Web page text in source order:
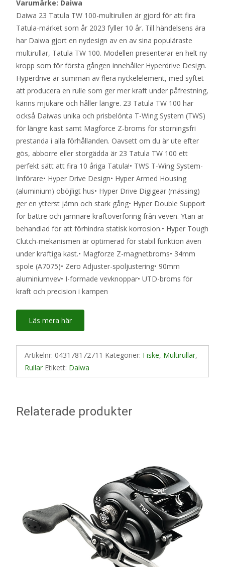
Varumärke: Daiwa
Daiwa 23 Tatula TW 100-multirullen är gjord för att fira
Tatula-märket som år 2023 fyller 10 år. Till händelsens ära
har Daiwa gjort en nydesign av en av sina populäraste
multirullar, Tatula TW 100. Modellen presenterar en helt ny
kropp som för första gången innehåller Hyperdrive Design.
Hyperdrive är summan av flera nyckelelement, med syftet
att producera en rulle som ger mer kraft under påfrestning,
känns mjukare och håller längre. 23 Tatula TW 100 har
också Daiwas unika och prisbelönta T-Wing System (TWS)
för längre kast samt Magforce Z-broms för störningsfri
prestanda i alla förhållanden. Oavsett om du är ute efter
gös, abborre eller storgädda är 23 Tatula TW 100 ett
perfekt sätt att fira 10 åriga Tatula!• TWS T-Wing System-
linförare• Hyper Drive Design• Hyper Armed Housing
(aluminium) oböjligt hus• Hyper Drive Digigear (mässing)
ger en ytterst jämn och stark gång• Hyper Double Support
för bättre och jämnare kraftöverföring från veven. Ytan är
behandlad för att förhindra statisk korrosion.• Hyper Tough
Clutch-mekanismen är optimerad för stabil funktion även
under kraftiga kast.• Magforze Z-magnetbroms• 34mm
spole (A7075)• Zero Adjuster-spoljustering• 90mm
aluminiumvev• I-formade vevknoppar• UTD-broms för
kraft och precision i kampen
Läs mera här
Artikelnr: 043178172711 Kategorier: Fiske, Multirullar,
Rullar Etikett: Daiwa
Relaterade produkter